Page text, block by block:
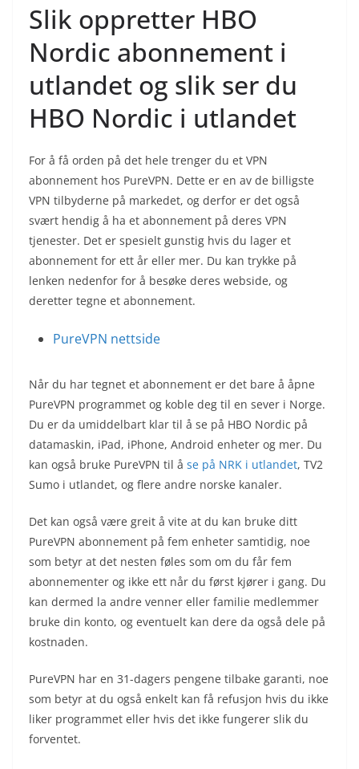
Slik oppretter HBO
Nordic abonnement i
utlandet og slik ser du
HBO Nordic i utlandet
For å få orden på det hele trenger du et VPN
abonnement hos PureVPN. Dette er en av de billigste
VPN tilbyderne på markedet, og derfor er det også
svært hendig å ha et abonnement på deres VPN
tjenester. Det er spesielt gunstig hvis du lager et
abonnement for ett år eller mer. Du kan trykke på
lenken nedenfor for å besøke deres webside, og
deretter tegne et abonnement.
PureVPN nettside
Når du har tegnet et abonnement er det bare å åpne
PureVPN programmet og koble deg til en sever i Norge.
Du er da umiddelbart klar til å se på HBO Nordic på
datamaskin, iPad, iPhone, Android enheter og mer. Du
kan også bruke PureVPN til å se på NRK i utlandet, TV2
Sumo i utlandet, og flere andre norske kanaler.
Det kan også være greit å vite at du kan bruke ditt
PureVPN abonnement på fem enheter samtidig, noe
som betyr at det nesten føles som om du får fem
abonnementer og ikke ett når du først kjører i gang. Du
kan dermed la andre venner eller familie medlemmer
bruke din konto, og eventuelt kan dere da også dele på
kostnaden.
PureVPN har en 31-dagers pengene tilbake garanti, noe
som betyr at du også enkelt kan få refusjon hvis du ikke
liker programmet eller hvis det ikke fungerer slik du
forventet.